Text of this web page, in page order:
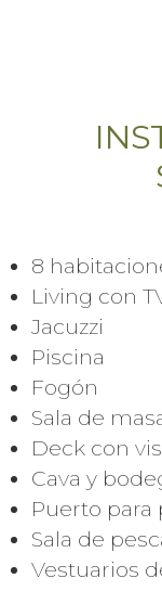
8
Living con
Jacuzzi
Piscina
Fogón
Sala de
Deck con
Cava y
Puerto para
Sala de
Vestuarios